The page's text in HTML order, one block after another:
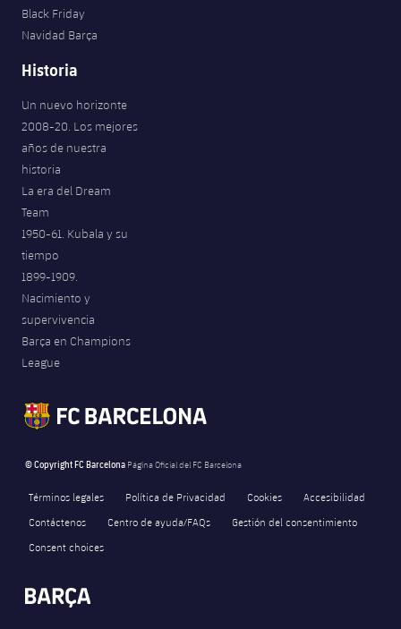
Black Friday
Navidad Barça
Historia
Un nuevo horizonte
2008-20. Los mejores
años de nuestra
historia
La era del Dream
Team
1950-61. Kubala y su
tiempo
1899-1909.
Nacimiento y
supervivencia
Barça en Champions
League
© Copyright FC Barcelona Página Oficial del FC Barcelona
Términos legales Política de Privacidad Cookies
Accesibilidad
Contáctenos
Centro de ayuda/FAQs
Gestión del consentimiento
Consent choices